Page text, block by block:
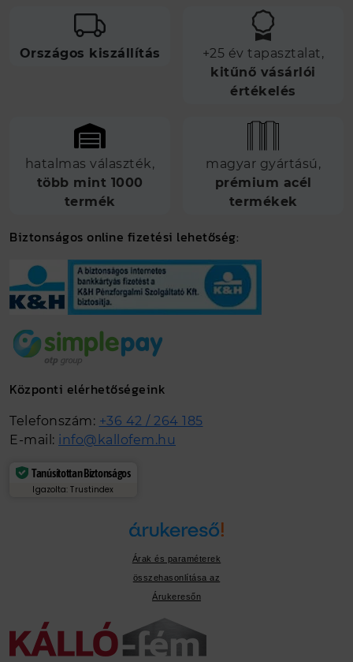
Országos kiszállítás
+25 év tapasztalat,
kitűnő vásárlói
értékelés
hatalmas választék,
több mint 1000
termék
magyar gyártású,
prémium acél
termékek
Biztonságos online fizetési lehetőség:
Központi elérhetőségeink
Telefonszám: +36 42 / 264 185
E-mail: info@kallofem.hu
Tanúsítottan Biztonságos
Igazolta: Trustindex
Árak és paraméterek
összehasonlítása az
Árukeresőn